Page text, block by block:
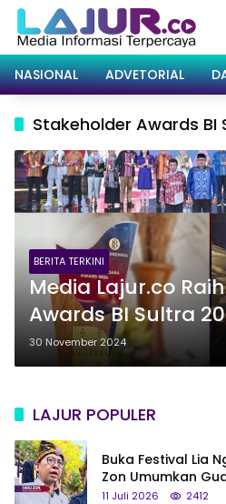
Langsung
konten
NASIONAL
ADVETORIAL
Stakeholder Awards BI
BERITA TERKINI
Media Lajur.co
Awards BI Sultra
Media Terbaik
Diseminasi
30 November 2024
LAJUR POPULER
Buka Festival Lia
Zon Umumkan
Status Jadi Cagar
11 Juli 2026 2412